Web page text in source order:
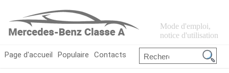
Mode d'emploi,
notice d'utilisation
Page d'accueil Populaire Contacts